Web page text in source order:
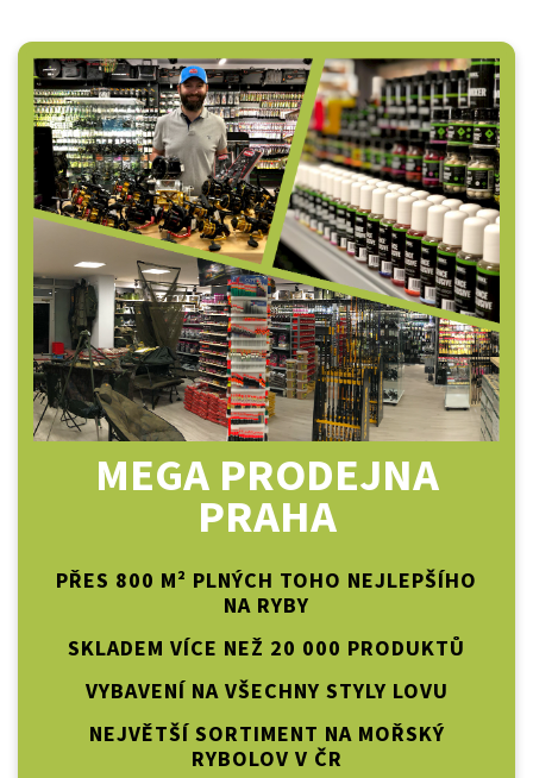
MEGA PRODEJNA
PRAHA
PŘES 800 M² PLNÝCH TOHO NEJLEPŠÍHO
NA RYBY
SKLADEM VÍCE NEŽ 20 000 PRODUKTŮ
VYBAVENÍ NA VŠECHNY STYLY LOVU
NEJVĚTŠÍ SORTIMENT NA MOŘSKÝ
RYBOLOV V ČR